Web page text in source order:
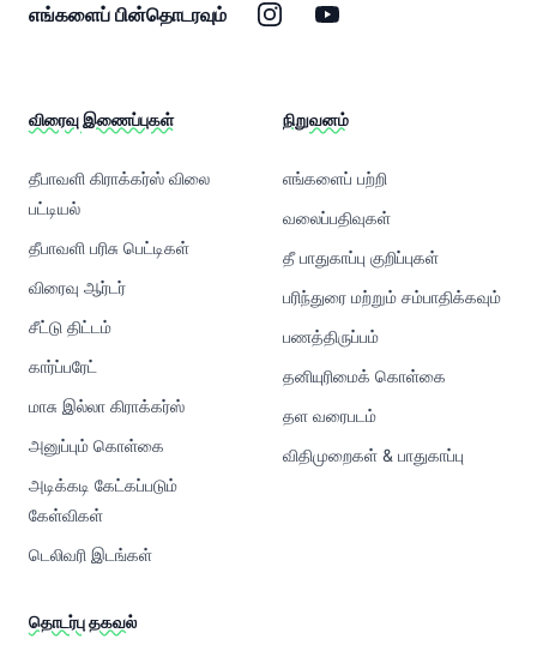
எங்களைப் பின்தொடரவும் இன்ஸ்டாகிராம்
யூடியூப்
விரைவு இணைப்புகள்
தீபாவளி கிராக்கர்ஸ் விலை
பட்டியல்
தீபாவளி பரிசு பெட்டிகள்
விரைவு ஆர்டர்
சீட்டு திட்டம்
கார்ப்பரேட்
மாசு இல்லா கிராக்கர்ஸ்
அனுப்பும் கொள்கை
அடிக்கடி கேட்கப்படும்
கேள்விகள்
டெலிவரி இடங்கள்
நிறுவனம்
எங்களைப் பற்றி
வலைப்பதிவுகள்
தீ பாதுகாப்பு குறிப்புகள்
பரிந்துரை மற்றும் சம்பாதிக்கவும்
பணத்திருப்பம்
தனியுரிமைக் கொள்கை
தள வரைபடம்
விதிமுறைகள் & பாதுகாப்பு
தொடர்பு தகவல்